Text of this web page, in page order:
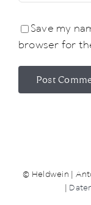
Save my
browser for
© Heldwein |
|